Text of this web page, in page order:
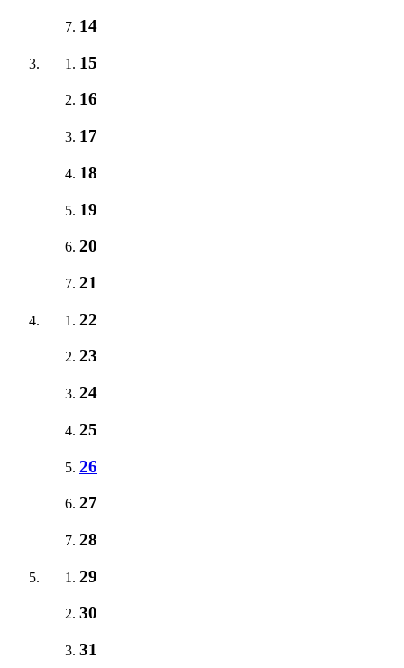
14
15
16
17
18
19
20
21
22
23
24
25
26
27
28
29
30
31